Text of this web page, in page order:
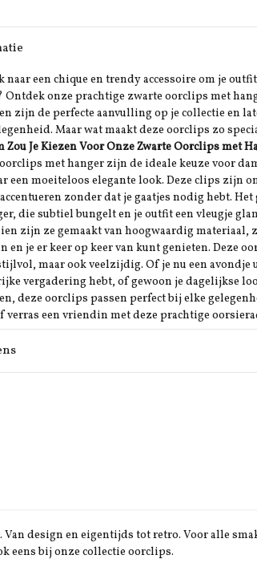
naar een chique en trendy accessoire om je
Ontdek onze prachtige zwarte oorclips met
zijn de perfecte aanvulling op je collectie en
Maar wat maakt deze oorclips zo
Zou Je Kiezen Voor Onze Zwarte Oorclips met
met hanger zijn de ideale keuze voor
een moeiteloos elegante look. Deze clips zijn
zonder dat je gaatjes nodig hebt.
die subtiel bungelt en je outfit een vleugje
zijn ze gemaakt van hoogwaardig materiaal,
en je er keer op keer van kunt genieten. Deze
maar ook veelzijdig. Of je nu een avondje
vergadering hebt, of gewoon je dagelijkse
deze oorclips passen perfect bij elke
verras een vriendin met deze prachtige
design en eigentijds tot retro. Voor alle
eens bij onze collectie oorclips.